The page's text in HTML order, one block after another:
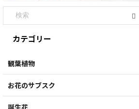
カテゴリー
観葉植物
お花のサブスク
誕生花